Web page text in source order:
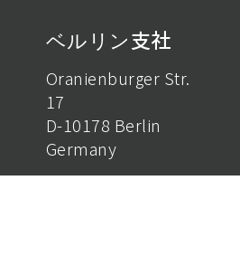
ベルリン支社
Oranienburger Str.
17
D-10178 Berlin
Germany